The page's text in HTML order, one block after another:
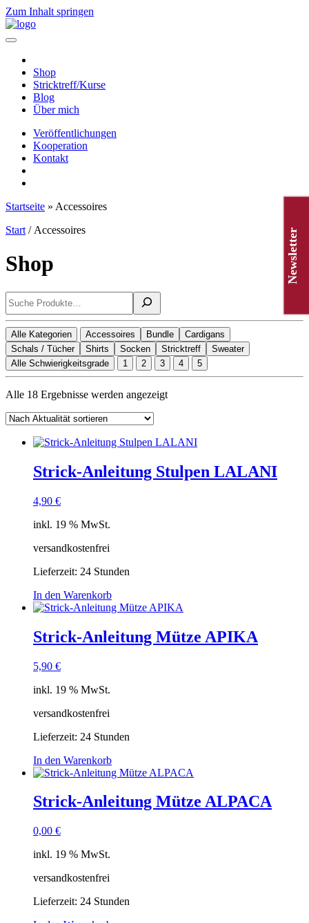
Zum Inhalt springen
Hauptnavigation
Shop
Stricktreff/Kurse
Blog
Über mich
Veröffentlichungen
Kooperation
Kontakt
Startseite » Accessoires
Start / Accessoires
Shop
Suchen
Alle Kategorien Accessoires Bundle
Cardigans
Schals / Tücher
Shirts Socken Stricktreff
Sweater
Alle Schwierigkeitsgrade
1 2 3 4 5
Alle 18 Ergebnisse werden angezeigtNach
Strick-Anleitung Stulpen LALANI
4,90 €
inkl. 19 % MwSt.
versandkostenfrei
Lieferzeit: 24 Stunden
In den Warenkorb
Strick-Anleitung Mütze APIKA
5,90 €
inkl. 19 % MwSt.
versandkostenfrei
Lieferzeit: 24 Stunden
In den Warenkorb
Strick-Anleitung Mütze ALPACA
0,00 €
inkl. 19 % MwSt.
versandkostenfrei
Lieferzeit: 24 Stunden
Newsletter